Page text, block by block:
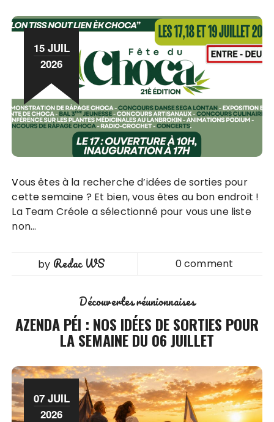
15 JUIL
2026
Vous êtes à la recherche d’idées de sorties pour
cette semaine ? Et bien, vous êtes au bon endroit !
La Team Créole a sélectionné pour vous une liste
non…
by Redac WS 0 comment
Découvertes réunionnaises
AZENDA PÉI : NOS IDÉES DE SORTIES POUR
LA SEMAINE DU 06 JUILLET
07 JUIL
2026